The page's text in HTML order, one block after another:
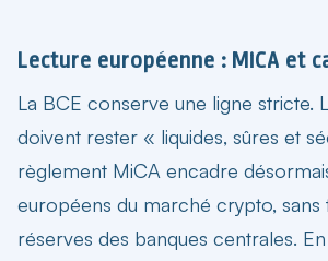
Lecture européenne : MiCA et
La BCE conserve une ligne stricte.
doivent rester « liquides, sûres et
règlement MiCA encadre
européens du marché crypto, sans
réserves des banques centrales.